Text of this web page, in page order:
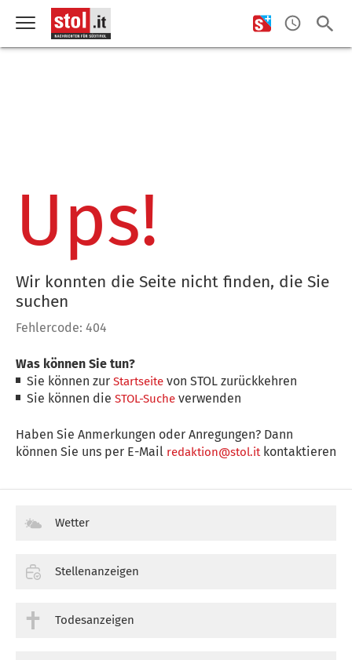
Ups!
Wir konnten die Seite nicht finden, die Sie
suchen
Fehlercode: 404
Was können Sie tun?
Sie können zurStartseite von STOL zurückkehren
Sie können dieSTOL-Suche verwenden
Haben Sie Anmerkungen oder Anregungen? Dann
können Sie uns per E-Mail redaktion@stol.itkontaktieren
Wetter
Stellenanzeigen
Todesanzeigen